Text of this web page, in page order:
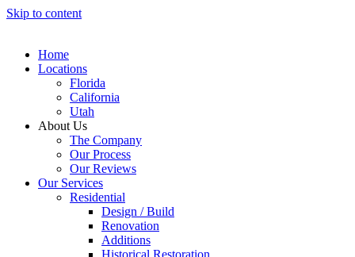
Skip to content
Home
Locations
Florida
California
Utah
About Us
The Company
Our Process
Our Reviews
Our Services
Residential
Design / Build
Renovation
Additions
Historical Restoration